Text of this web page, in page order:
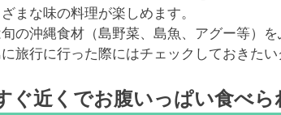
まな味の料理が楽しめます。
の沖縄食材（島野菜、島魚、アグー等）
旅行に行った際にはチェックしておきたい
ぐ近くでお腹いっぱい食べ